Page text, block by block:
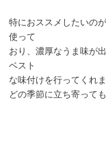
特におススメしたいの
使って
おり、濃厚なうま味が
ベスト
な味付けを行ってくれま
どの季節に立ち寄って